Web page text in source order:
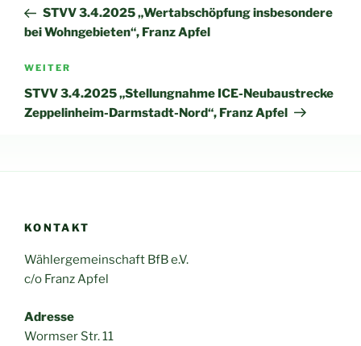
Beitrag
STVV 3.4.2025 „Wertabschöpfung insbesondere
bei Wohngebieten“, Franz Apfel
Nächster
Beitrag
WEITER
STVV 3.4.2025 „Stellungnahme ICE-Neubaustrecke
Zeppelinheim-Darmstadt-Nord“, Franz Apfel
KONTAKT
Wählergemeinschaft BfB e.V.
c/o Franz Apfel
Adresse
Wormser Str. 11